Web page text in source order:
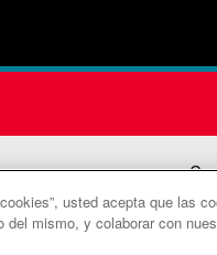
usted acepta que las
del mismo, y colaborar con